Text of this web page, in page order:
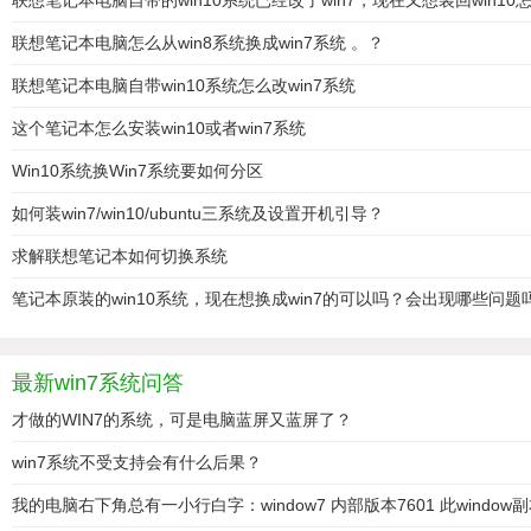
联想笔记本电脑怎么从win8系统换成win7系统 。？
联想笔记本电脑自带win10系统怎么改win7系统
这个笔记本怎么安装win10或者win7系统
Win10系统换Win7系统要如何分区
如何装win7/win10/ubuntu三系统及设置开机引导？
求解联想笔记本如何切换系统
笔记本原装的win10系统，现在想换成win7的可以吗？会出现哪些问题
最新win7系统问答
才做的WIN7的系统，可是电脑蓝屏又蓝屏了？
win7系统不受支持会有什么后果？
我的电脑右下角总有一小行白字：window7 内部版本7601 此window副